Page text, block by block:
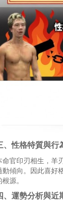
、性格特質與行
命官印刃相生，羊
動傾向。因此喜好
源。
、運勢分析與近